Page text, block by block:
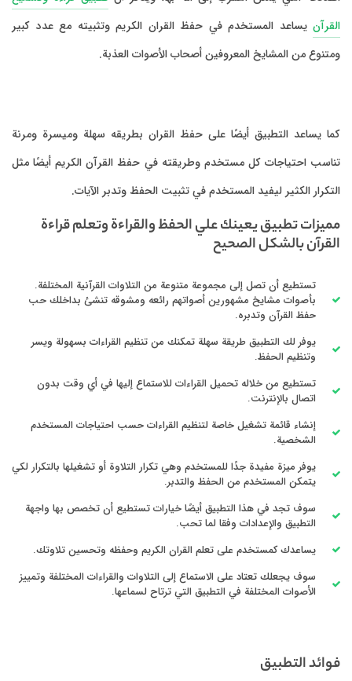
القرآن يساعد المستخدم في حفظ القران الكريم وتثبيته مع عدد كبير
ومتنوع من المشايخ المعروفين أصحاب الأصوات العذبة.
كما يساعد التطبيق أيضًا على حفظ القران بطريقه سهلة وميسرة ومرنة
تناسب احتياجات كل مستخدم وطريقته في حفظ القرآن الكريم أيضًا مثل
التكرار الكثير ليفيد المستخدم في تثبيت الحفظ وتدبر الآيات.
مميزات تطبيق يعينك علي الحفظ والقراءة وتعلم قراءة
القرآن بالشكل الصحيح
تستطيع أن تصل إلى مجموعة متنوعة من التلاوات القرآنية المختلفة.
بأصوات مشايخ مشهورين أصواتهم رائعه ومشوقه تنشئ بداخلك حب
حفظ القرآن وتدبره.
يوفر لك التطبيق طريقة سهلة تمكنك من تنظيم القراءات بسهولة ويسر
وتنظيم الحفظ.
تستطيع من خلاله تحميل القراءات للاستماع إليها في أي وقت بدون
اتصال بالإنترنت.
إنشاء قائمة تشغيل خاصة لتنظيم القراءات حسب احتياجات المستخدم
الشخصية.
يوفر ميزة مفيدة جدًا للمستخدم وهي تكرار التلاوة أو تشغيلها بالتكرار لكي
يتمكن المستخدم من الحفظ والتدبر.
سوف تجد في هذا التطبيق أيضًا خيارات تستطيع أن تخصص بها واجهة
التطبيق والإعدادات وفقا لما تحب.
يساعدك كمستخدم على تعلم القران الكريم وحفظه وتحسين تلاوتك.
سوف يجعلك تعتاد على الاستماع إلى التلاوات والقراءات المختلفة وتمييز
الأصوات المختلفة في التطبيق التي ترتاح لسماعها.
فوائد التطبيق